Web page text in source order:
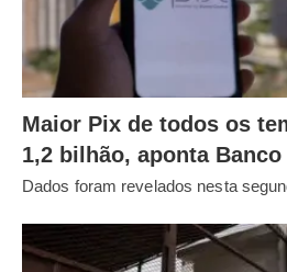
Maior Pix de todos os
1,2 bilhão, aponta Banco
Dados foram revelados nesta